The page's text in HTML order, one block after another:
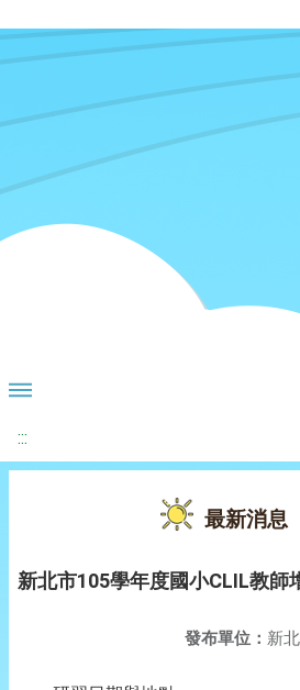
:::
最新消息
新北市105學年度國小CLIL教師
發布單位： 新